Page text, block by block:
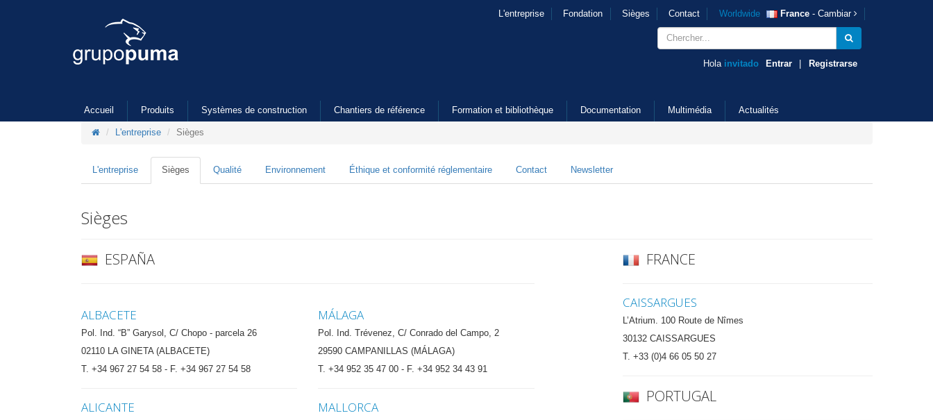
L'entreprise Fondation Sièges Contact Worldwide France- Cambiar
Hola invitado Entrar Registrarse
Accueil Produits Systèmes de construction Chantiers de référence Formation et bibliothèque Documentation Multimédia Actualités
L'entreprise Sièges
L'entreprise Sièges Qualité Environnement Éthique et conformité réglementaire Contact Newsletter
Sièges
ESPAÑA
ALBACETE
Pol. Ind. “B” Garysol, C/ Chopo - parcela 26
02110 LA GINETA (ALBACETE)
T. +34 967 27 54 58 - F. +34 967 27 54 58
ALICANTE
MÁLAGA
Pol. Ind. Trévenez, C/ Conrado del Campo, 2
29590 CAMPANILLAS (MÁLAGA)
T. +34 952 35 47 00 - F. +34 952 34 43 91
MALLORCA
FRANCE
CAISSARGUES
L’Atrium. 100 Route de Nîmes
30132 CAISSARGUES
T. +33 (0)4 66 05 50 27
PORTUGAL